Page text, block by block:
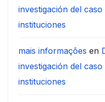
investigación del
instituciones
mais informações en
investigación del
instituciones